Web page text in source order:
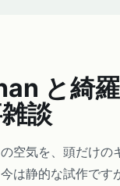
と綺
談
空気を、頭だけの
は静的な試作です